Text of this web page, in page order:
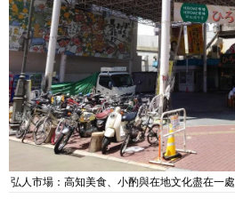
弘人市場：高知美食、小酌與在地文化盡在一處